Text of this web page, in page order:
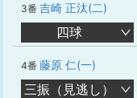
3番 吉崎 正汰(二)
四球
4番 藤原 仁(一)
三振（見逃し）